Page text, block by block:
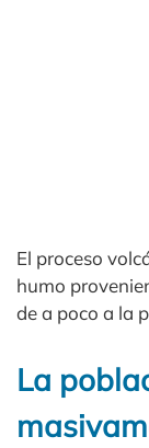
El proceso
humo
de a poco a la
La